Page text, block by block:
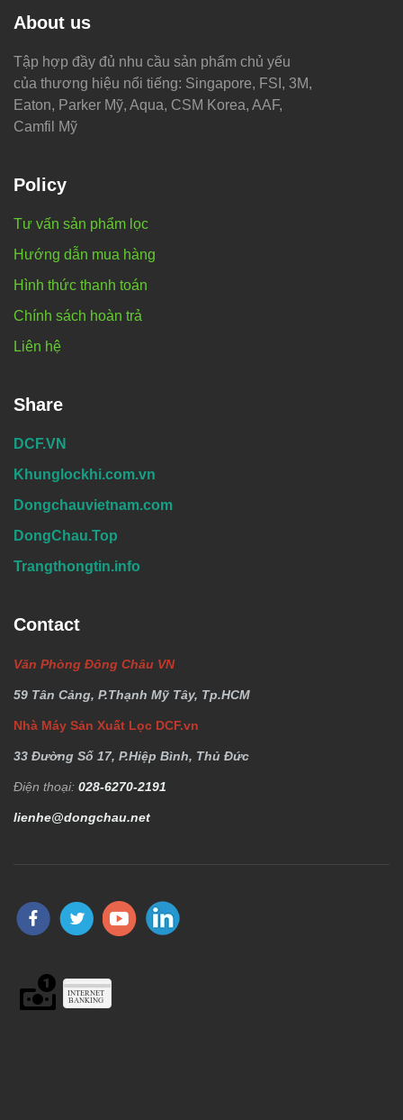
About us
Tập hợp đầy đủ nhu cầu sản phẩm chủ yếu
của thương hiệu nổi tiếng: Singapore, FSI, 3M,
Eaton, Parker Mỹ, Aqua, CSM Korea, AAF,
Camfil Mỹ
Policy
Tư vấn sản phẩm lọc
Hướng dẫn mua hàng
Hình thức thanh toán
Chính sách hoàn trả
Liên hệ
Share
DCF.VN
Khunglockhi.com.vn
Dongchauvietnam.com
DongChau.Top
Trangthongtin.info
Contact
Văn Phòng Đông Châu VN
59 Tân Cảng, P.Thạnh Mỹ Tây, Tp.HCM
Nhà Máy Sản Xuất Lọc DCF.vn
33 Đường Số 17, P.Hiệp Bình, Thủ Đức
Điện thoại: 028-6270-2191
lienhe@dongchau.net